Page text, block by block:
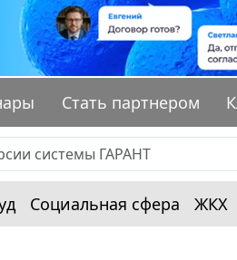
Стать партнером
Социальная сфера ЖКХ